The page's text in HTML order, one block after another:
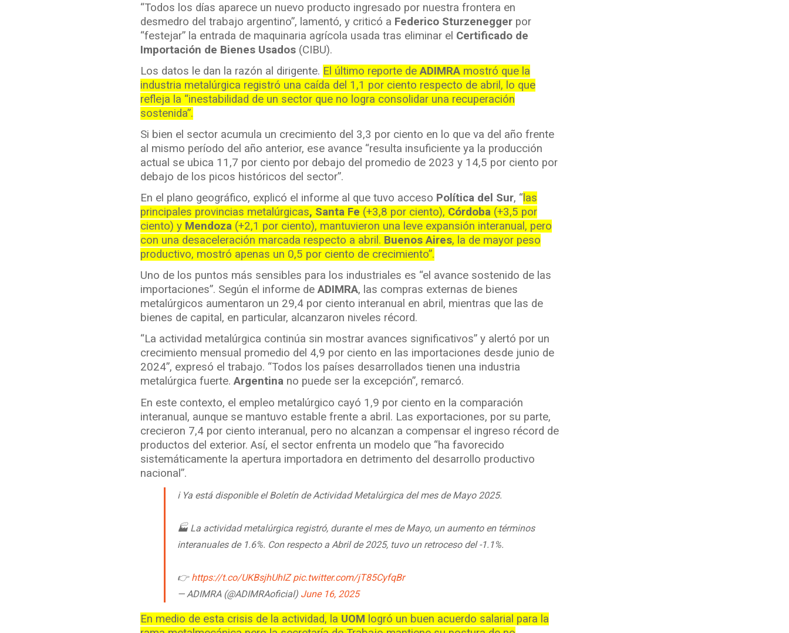
“Todos los días aparece un nuevo producto ingresado por nuestra frontera en
desmedro del trabajo argentino”, lamentó, y criticó a Federico Sturzenegger por
“festejar” la entrada de maquinaria agrícola usada tras eliminar el Certificado de
Importación de Bienes Usados (CIBU).
Los datos le dan la razón al dirigente. El último reporte deADIMRA mostró que la
industria metalúrgica registró una caída del 1,1 por ciento respecto de abril, lo que
refleja la “inestabilidad de un sector que no logra consolidar una recuperación
sostenida”.
Si bien el sector acumula un crecimiento del 3,3 por ciento en lo que va del año frente
al mismo período del año anterior, ese avance “resulta insuficiente ya la producción
actual se ubica 11,7 por ciento por debajo del promedio de 2023 y 14,5 por ciento por
debajo de los picos históricos del sector”.
En el plano geográfico, explicó el informe al que tuvo acceso Política del Sur, “ las
principales provincias metalúrgicas, Santa Fe (+3,8 por ciento), Córdoba (+3,5 por
ciento) y Mendoza (+2,1 por ciento), mantuvieron una leve expansión interanual, pero
con una desaceleración marcada respecto a abril. Buenos Aires, la de mayor peso
productivo, mostró apenas un 0,5 por ciento de crecimiento”.
Uno de los puntos más sensibles para los industriales es “el avance sostenido de las
importaciones”. Según el informe deADIMRA, las compras externas de bienes
metalúrgicos aumentaron un 29,4 por ciento interanual en abril, mientras que las de
bienes de capital, en particular, alcanzaron niveles récord.
“La actividad metalúrgica continúa sin mostrar avances significativos” y alertó por un
crecimiento mensual promedio del 4,9 por ciento en las importaciones desde junio de
2024”, expresó el trabajo. “Todos los países desarrollados tienen una industria
metalúrgica fuerte.Argentina no puede ser la excepción”, remarcó.
En este contexto, el empleo metalúrgico cayó 1,9 por ciento en la comparación
interanual, aunque se mantuvo estable frente a abril. Las exportaciones, por su parte,
crecieron 7,4 por ciento interanual, pero no alcanzan a compensar el ingreso récord de
productos del exterior. Así, el sector enfrenta un modelo que “ha favorecido
sistemáticamente la apertura importadora en detrimento del desarrollo productivo
nacional”.
ℹ Ya está disponible el Boletín de Actividad Metalúrgica del mes de Mayo 2025.
🏭 La actividad metalúrgica registró, durante el mes de Mayo, un aumento en términos
interanuales de 1.6%. Con respecto a Abril de 2025, tuvo un retroceso del -1.1%.
👉 https://t.co/UKBsjhUhIZ pic.twitter.com/jT85CyfqBr
— ADIMRA (@ADIMRAoficial) June 16, 2025
En medio de esta crisis de la actividad, la UOM logró un buen acuerdo salarial para la